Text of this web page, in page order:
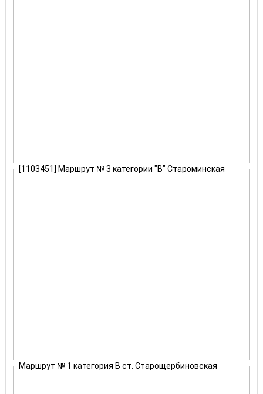
[1103451] Маршрут № 3 категории "В" Староминская
Маршрут № 1 категория B ст. Старощербиновская